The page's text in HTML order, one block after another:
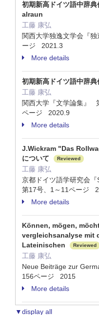
初期新高ドイツ語中辞
alraun
工藤 康弘
関西大学独逸文学会『
ージ 2021.3
More details
初期新高ドイツ語中辞
工藤 康弘
関西大学『文学論集』
ページ 2020.9
More details
J.Wickram "Das
について
Reviewed
工藤 康弘
京都ドイツ語学研究会
第17号、1～11ページ
More details
Können, mögen,
vergleichsanalyse mit
Lateinischen
Reviewed
工藤 康弘
Neue Beiträge zur
156ページ 2015
More details
▼display all